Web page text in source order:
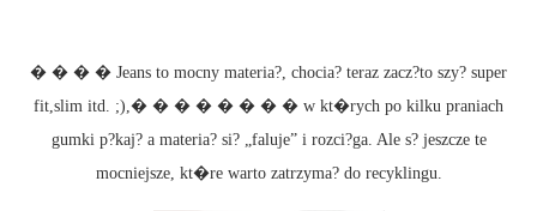
� � � � Jeans to mocny materia?, chocia? teraz zacz?to szy? super
fit,slim itd. ;),� � � � � � � � w kt�rych po kilku praniach
gumki p?kaj? a materia? si? „faluje” i rozci?ga. Ale s? jeszcze te
mocniejsze, kt�re warto zatrzyma? do recyklingu.